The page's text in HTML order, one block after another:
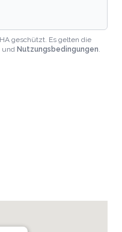
geschützt. Es gelten die
und Nutzungsbedingungen.